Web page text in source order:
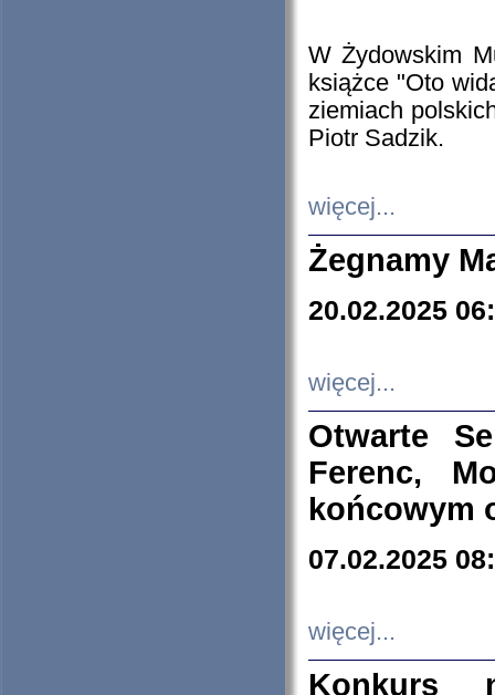
W Żydowskim
książce "Oto
ziemiach
Piotr Sadzik.
więcej...
Żegnamy
20.02.2025
więcej...
Otwarte
Ferenc,
końcowym
07.02.2025
więcej...
Konkurs